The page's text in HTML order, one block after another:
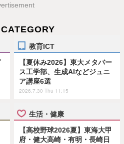
教育ICT
【夏休み2026】東大メタバー
ス工学部、生成AIなどジュニ
ア講座6選
2026.7.30 Thu 11:15
生活・健康
【高校野球2026夏】東海大甲
府・健大高崎・有明・長崎日